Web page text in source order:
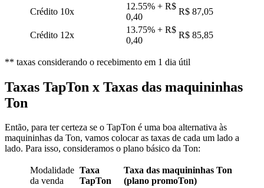
Crédito 10x
12.55% + R$
0,40
R$ 87,05
Crédito 12x
13.75% + R$
0,40
R$ 85,85
** taxas considerando o recebimento em 1 dia útil
Taxas TapTon x Taxas das maquininhas
Ton
Então, para ter certeza se o TapTon é uma boa alternativa às
maquininhas da Ton, vamos colocar as taxas de cada um lado a
lado. Para isso, consideramos o plano básico da Ton:
Modalidade
da venda
Taxa
TapTon
Taxa das maquininhas Ton
(plano promoTon)